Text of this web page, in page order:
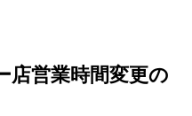
店営業時間変更の